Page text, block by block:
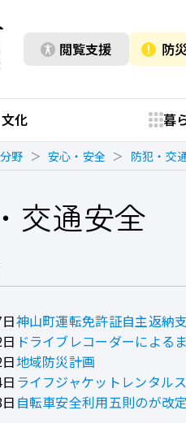
閲覧支援 防
化 暮
分野 安心・安全 防犯・交
交通安全
神山町運転免許証自主返納
ドライブレコーダーによる
地域防災計画
ライフジャケットレンタル
自転車安全利用五則のが改